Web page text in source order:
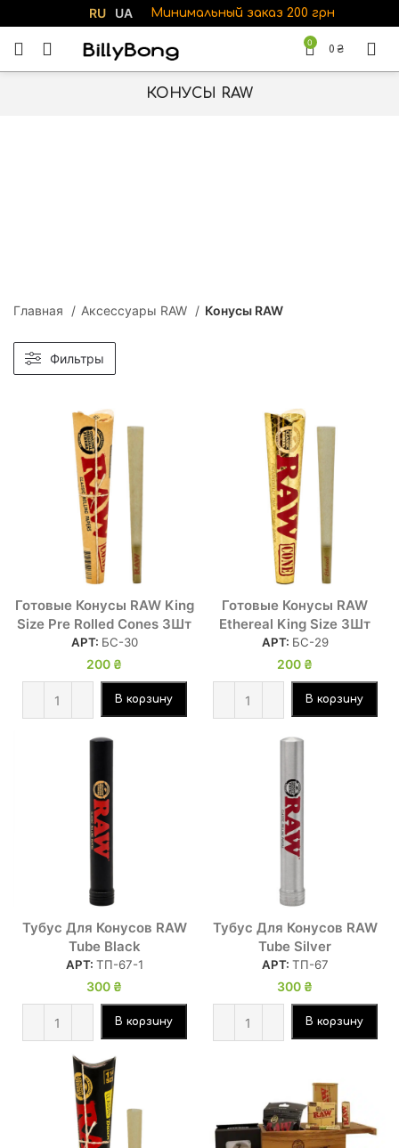
RU UA Минимальный заказ 200 грн
0
0 ₴
КОНУСЫ RAW
Главная Аксессуары RAW Конусы RAW
Фильтры
Готовые Конусы RAW King
Size Pre Rolled Cones 3Шт
АРТ: БС-30
200 ₴
В корзину
Готовые Конусы RAW
Ethereal King Size 3Шт
АРТ: БС-29
200 ₴
В корзину
Тубус Для Конусов RAW
Tube Black
АРТ: ТП-67-1
300 ₴
В корзину
Тубус Для Конусов RAW
Tube Silver
АРТ: ТП-67
300 ₴
В корзину